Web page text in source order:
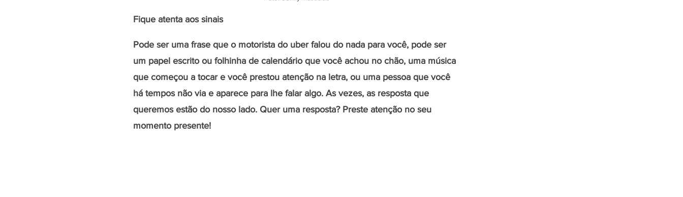
Fique atenta aos sinais
Pode ser uma frase que o motorista do uber falou do nada para você, pode ser
um papel escrito ou folhinha de calendário que você achou no chão, uma música
que começou a tocar e você prestou atenção na letra, ou uma pessoa que você
há tempos não via e aparece para lhe falar algo. As vezes, as resposta que
queremos estão do nosso lado. Quer uma resposta? Preste atenção no seu
momento presente!